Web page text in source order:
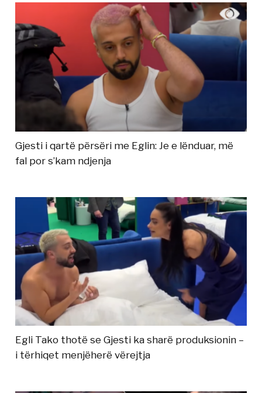
Gjesti i qartë përsëri me Eglin: Je e lënduar, më
fal por s’kam ndjenja
Egli Tako thotë se Gjesti ka sharë produksionin –
i tërhiqet menjëherë vërejtja